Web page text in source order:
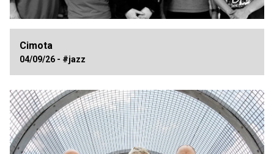
Cimota
04/09/26 - #jazz